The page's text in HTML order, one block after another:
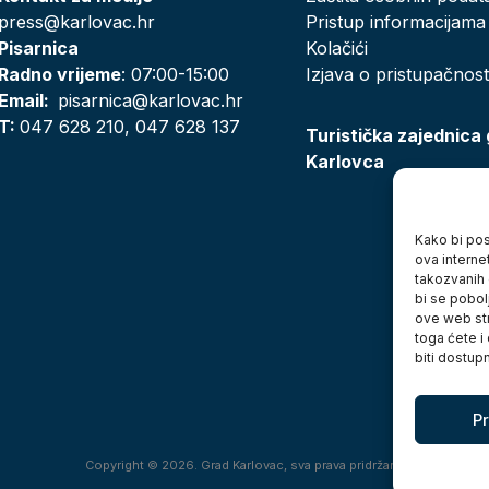
Kako bi
ova
takozvanih
bi se
ove web
toga ćete i
biti
press@karlovac.hr
Pisarnica
Radno vrijeme: 07:00-15:00
Email: pisarnica@karlovac.hr
T:047 628 210, 047 628 137
Pristup informacijama
Kolačići
Izjava o
Turistička zajednica
Karlovca
Copyright © 2026. Grad Karlovac, sva prava pridržana